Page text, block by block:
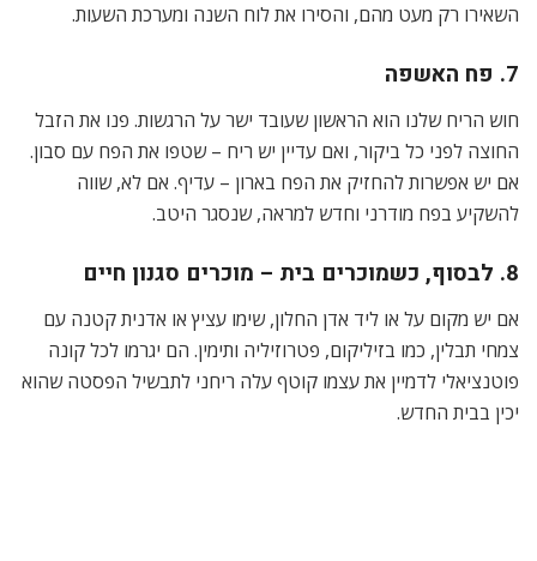
השאירו רק מעט מהם, והסירו את לוח השנה ומערכת השעות.
7. פח האשפה
חוש הריח שלנו הוא הראשון שעובד ישר על הרגשות. פנו את הזבל
החוצה לפני כל ביקור, ואם עדיין יש ריח – שטפו את הפח עם סבון.
אם יש אפשרות להחזיק את הפח בארון – עדיף. אם לא, שווה
להשקיע בפח מודרני וחדש למראה, שנסגר היטב.
8. לבסוף, כשמוכרים בית – מוכרים סגנון חיים
אם יש מקום על או ליד אדן החלון, שימו עציץ או אדנית קטנה עם
צמחי תבלין, כמו בזיליקום, פטרוזיליה ותימין. הם יגרמו לכל קונה
פוטנציאלי לדמיין את עצמו קוטף עלה ריחני לתבשיל הפסטה שהוא
יכין בבית החדש.